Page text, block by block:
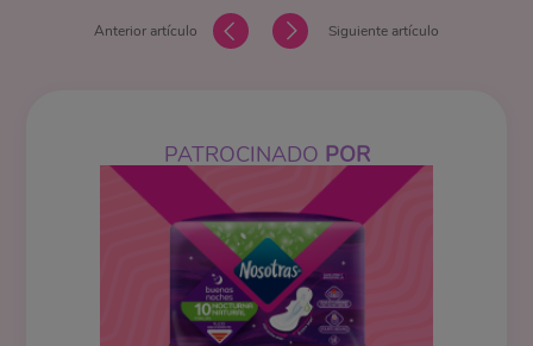
Anterior artículo Siguiente artículo
PATROCINADO POR